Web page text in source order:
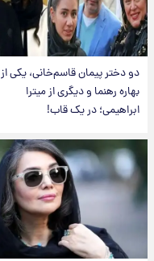
دو دختر پیمان قاسم‌خانی، یکی از
بهاره رهنما و دیگری از میترا
ابراهیمی؛ در یک قاب!